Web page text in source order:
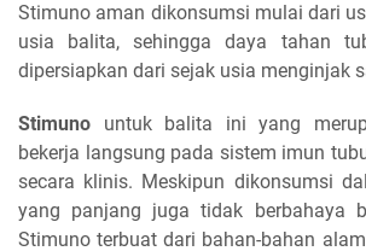
Stimuno aman dikonsumsi mulai dari
usia balita, sehingga daya tahan
dipersiapkan dari sejak usia menginjak
Stimuno untuk balita ini yang
bekerja langsung pada sistem imun
secara klinis. Meskipun dikonsumsi
yang panjang juga tidak berbahaya
Stimuno terbuat dari bahan-bahan